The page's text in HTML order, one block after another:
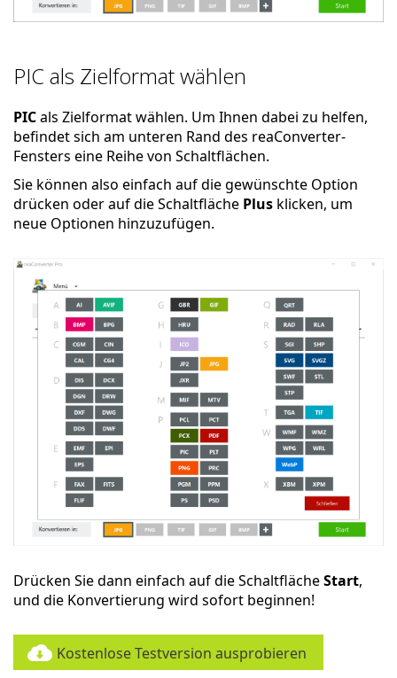
PIC als Zielformat wählen
PICals Zielformat wählen. Um Ihnen dabei zu helfen,
befindet sich am unteren Rand des reaConverter-
Fensters eine Reihe von Schaltflächen.
Sie können also einfach auf die gewünschte Option
drücken oder auf die Schaltfläche Plus klicken, um
neue Optionen hinzuzufügen.
Drücken Sie dann einfach auf die SchaltflächeStart,
und die Konvertierung wird sofort beginnen!
Kostenlose Testversion ausprobieren